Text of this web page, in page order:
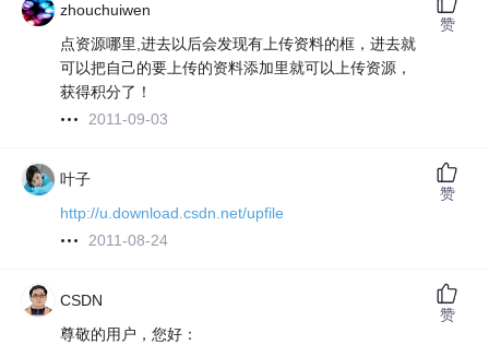
zhouchuiwen
点资源哪里,进去以后会发现有上传资料的框，进去就
可以把自己的要上传的资料添加里就可以上传资源，
获得积分了！
2011-09-03
赞
叶子
http://u.download.csdn.net/upfile
2011-08-24
赞
CSDN
尊敬的用户，您好：
赞